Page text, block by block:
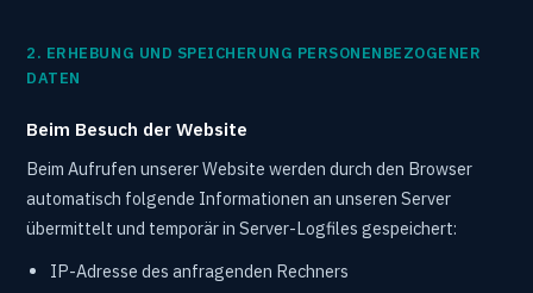
2. ERHEBUNG UND SPEICHERUNG PERSONENBEZOGENER
DATEN
Beim Besuch der Website
Beim Aufrufen unserer Website werden durch den Browser
automatisch folgende Informationen an unseren Server
übermittelt und temporär in Server-Logfiles gespeichert:
IP-Adresse des anfragenden Rechners